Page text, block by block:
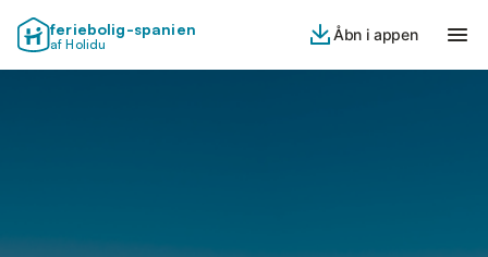
feriebolig-spanien
af Holidu
Åbn i appen